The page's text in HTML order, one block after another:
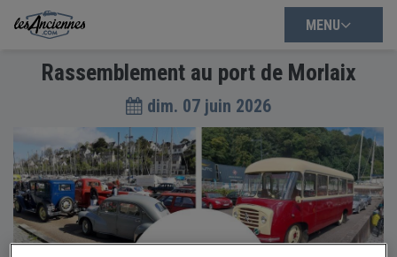
MENU
Rassemblement au port de Morlaix
dim. 07 juin 2026